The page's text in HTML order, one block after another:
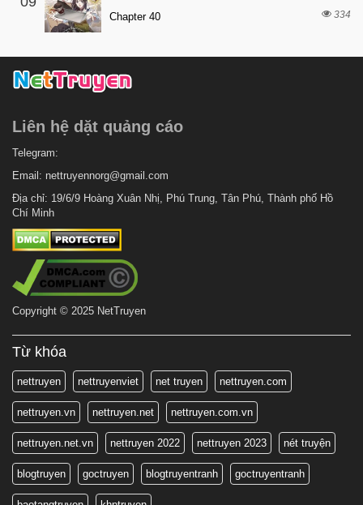
Chapter 40 334
Liên hệ dặt quảng cáo
Telegram:
Email: nettruyennorg@gmail.com
Địa chỉ: 19/6/9 Hoàng Xuân Nhị, Phú Trung, Tân Phú, Thành phố Hồ
Chí Minh
Copyright © 2025 NetTruyen
Từ khóa
nettruyen nettruyenviet net truyen nettruyen.com
nettruyen.vn nettruyen.net nettruyen.com.vn
nettruyen.net.vn nettruyen 2022 nettruyen 2023 nét truyện
blogtruyen goctruyen blogtruyentranh goctruyentranh